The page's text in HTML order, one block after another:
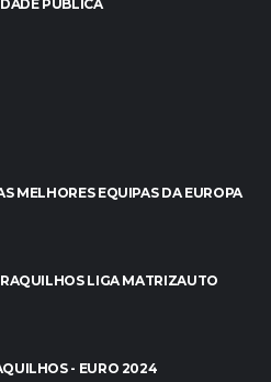
PÚBLICA
MELHORES EQUIPAS DA EUROPA
LIGA MATRIZAUTO
- EURO 2024